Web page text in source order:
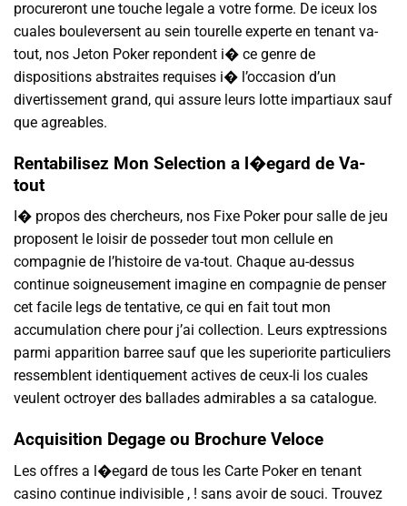
procureront une touche legale a votre forme. De iceux los
cuales bouleversent au sein tourelle experte en tenant va-
tout, nos Jeton Poker repondent i� ce genre de
dispositions abstraites requises i� l’occasion d’un
divertissement grand, qui assure leurs lotte impartiaux sauf
que agreables.
Rentabilisez Mon Selection a l�egard de Va-
tout
I� propos des chercheurs, nos Fixe Poker pour salle de jeu
proposent le loisir de posseder tout mon cellule en
compagnie de l’histoire de va-tout. Chaque au-dessus
continue soigneusement imagine en compagnie de penser
cet facile legs de tentative, ce qui en fait tout mon
accumulation chere pour j’ai collection. Leurs exptressions
parmi apparition barree sauf que les superiorite particuliers
ressemblent identiquement actives de ceux-li los cuales
veulent octroyer des ballades admirables a sa catalogue.
Acquisition Degage ou Brochure Veloce
Les offres a l�egard de tous les Carte Poker en tenant
casino continue indivisible , ! sans avoir de souci. Trouvez